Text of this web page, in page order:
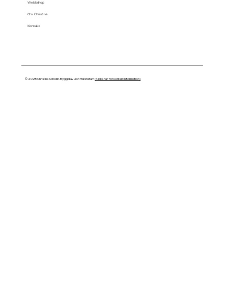
Webbshop
Om Christina
Kontakt
© 2025 Christina Schollin. Byggd av Lion Härenstam(Klicka här för kontaktinformation)